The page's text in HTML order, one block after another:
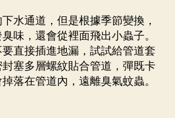
水通道，但是根據季節變換，
味，還會從裡面飛出小蟲子。
直接插進地漏，試試給管道套
塞多層螺紋貼合管道，彈既卡
落在管道內，遠離臭氣蚊蟲。